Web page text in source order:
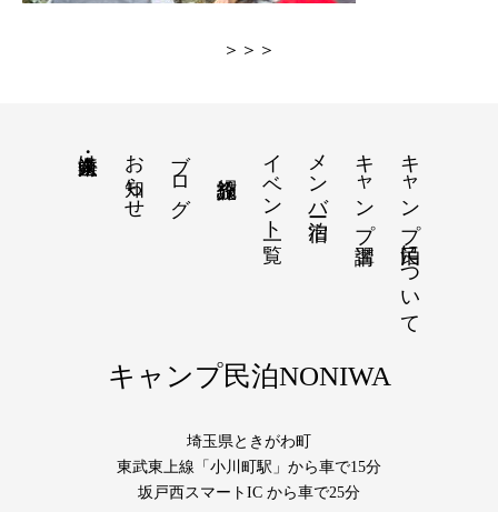
＞＞＞
キャンプ民泊について
キャンプ講習
メンバー宿泊
イベント一覧
ブログ
お知らせ
法人・企業向け
キャンプ民泊NONIWA
埼玉県ときがわ町
東武東上線「小川町駅」から車で15分
坂戸西スマートIC から車で25分